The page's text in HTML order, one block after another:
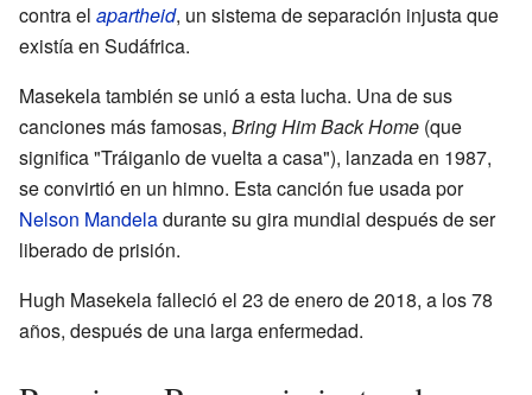
contra el apartheid, un sistema de separación injusta que
existía en Sudáfrica.
Masekela también se unió a esta lucha. Una de sus
canciones más famosas, Bring Him Back Home (que
significa "Tráiganlo de vuelta a casa"), lanzada en 1987,
se convirtió en un himno. Esta canción fue usada por
Nelson Mandeladurante su gira mundial después de ser
liberado de prisión.
Hugh Masekela falleció el 23 de enero de 2018, a los 78
años, después de una larga enfermedad.